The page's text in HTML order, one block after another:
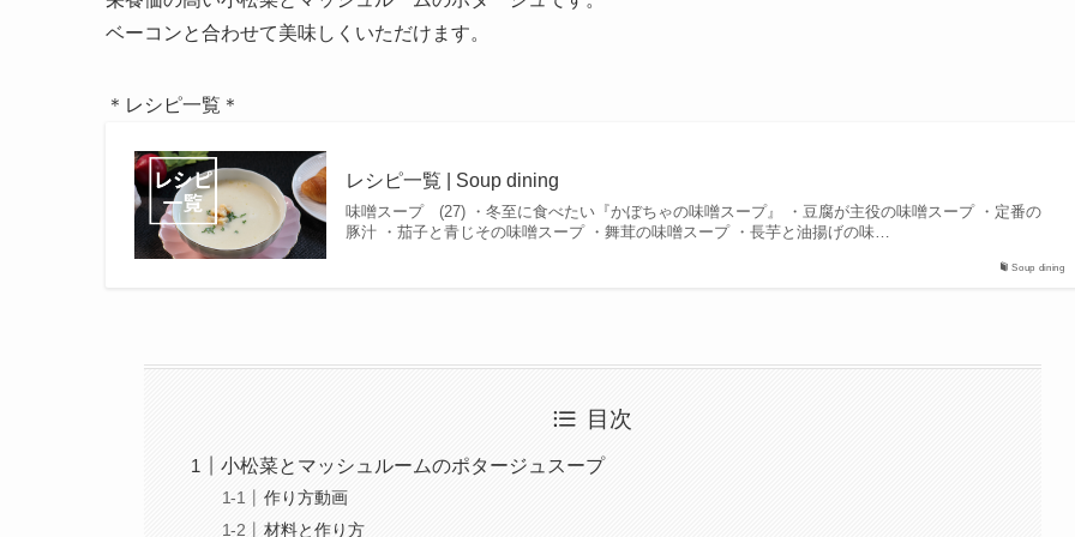
ベーコンと合わせて美味しくいただけます。
＊レシピ一覧＊
Soup dining
レシピ一覧 | Soup dining
味噌スープ (27) ・冬至に食べたい『かぼちゃの味噌スープ』 ・豆腐が主役の味噌スープ ・定番の
豚汁 ・茄子と青じその味噌スープ ・舞茸の味噌スープ ・長芋と油揚げの味…
目次
小松菜とマッシュルームのポタージュスープ
作り方動画
材料と作り方